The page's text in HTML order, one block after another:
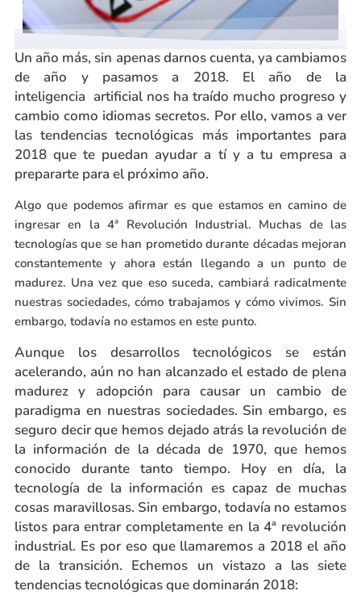
Un año más, sin apenas darnos cuenta, ya cambiamos
de año y pasamos a 2018. El año de la
inteligencia artificial nos ha traído mucho progreso y
cambio como idiomas secretos. Por ello, vamos a ver
las tendencias tecnológicas más importantes para
2018 que te puedan ayudar a tí y a tu empresa a
prepararte para el próximo año.
Algo que podemos afirmar es que estamos en camino de
ingresar en la 4ª Revolución Industrial. Muchas de las
tecnologías que se han prometido durante décadas mejoran
constantemente y ahora están llegando a un punto de
madurez. Una vez que eso suceda, cambiará radicalmente
nuestras sociedades, cómo trabajamos y cómo vivimos. Sin
embargo, todavía no estamos en este punto.
Aunque los desarrollos tecnológicos se están
acelerando, aún no han alcanzado el estado de plena
madurez y adopción para causar un cambio de
paradigma en nuestras sociedades. Sin embargo, es
seguro decir que hemos dejado atrás la revolución de
la información de la década de 1970, que hemos
conocido durante tanto tiempo. Hoy en día, la
tecnología de la información es capaz de muchas
cosas maravillosas. Sin embargo, todavía no estamos
listos para entrar completamente en la 4ª revolución
industrial. Es por eso que llamaremos a 2018 el año
de la transición. Echemos un vistazo a las siete
tendencias tecnológicas que dominarán 2018: